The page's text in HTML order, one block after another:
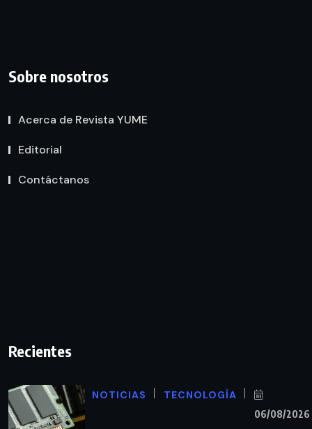
Sobre nosotros
Acerca de Revista YUME
Editorial
Contáctanos
Recientes
NOTICIAS TECNOLOGÍA
06/08/2026